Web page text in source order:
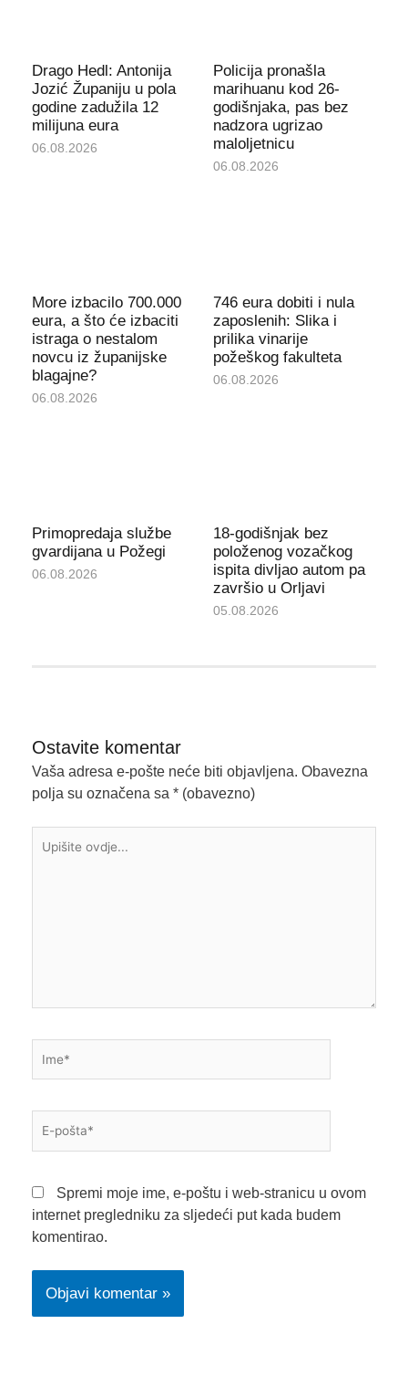
Drago Hedl: Antonija
Jozić Županiju u pola
godine zadužila 12
milijuna eura
06.08.2026
Policija pronašla
marihuanu kod 26-
godišnjaka, pas bez
nadzora ugrizao
maloljetnicu
06.08.2026
More izbacilo 700.000
eura, a što će izbaciti
istraga o nestalom
novcu iz županijske
blagajne?
06.08.2026
746 eura dobiti i nula
zaposlenih: Slika i
prilika vinarije
požeškog fakulteta
06.08.2026
Primopredaja službe
gvardijana u Požegi
06.08.2026
18-godišnjak bez
položenog vozačkog
ispita divljao autom pa
završio u Orljavi
05.08.2026
Ostavite komentar
Vaša adresa e-pošte neće biti objavljena. Obavezna
polja su označena sa * (obavezno)
ovdje...
pošta*
Spremi moje ime, e-poštu i web-stranicu u ovom
internet pregledniku za sljedeći put kada budem
komentirao.